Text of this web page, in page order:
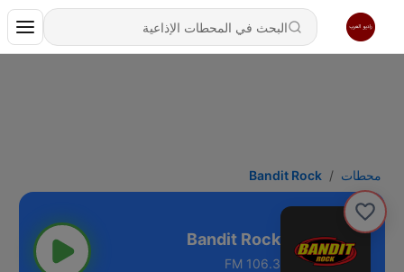
محطات Bandit Rock
Bandit Rock
106.3 FM